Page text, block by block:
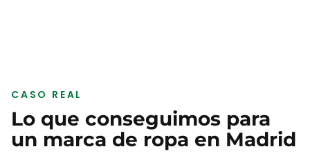
CASO REAL
Lo que conseguimos para
un marca de ropa en Madrid